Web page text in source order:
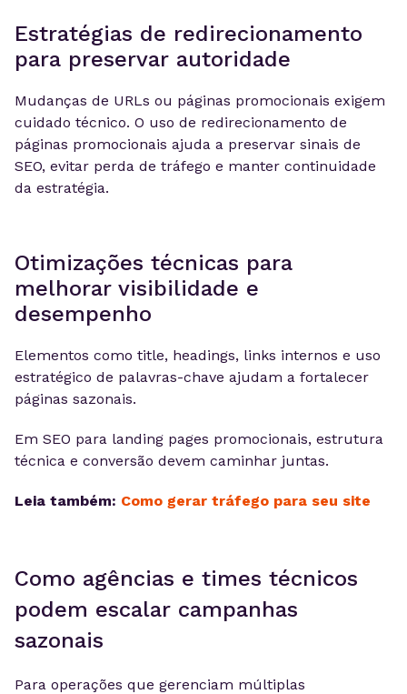
Estratégias de redirecionamento
para preservar autoridade
Mudanças de URLs ou páginas promocionais exigem
cuidado técnico. O uso de redirecionamento de
páginas promocionais ajuda a preservar sinais de
SEO, evitar perda de tráfego e manter continuidade
da estratégia.
Otimizações técnicas para
melhorar visibilidade e
desempenho
Elementos como title, headings, links internos e uso
estratégico de palavras-chave ajudam a fortalecer
páginas sazonais.
Em SEO para landing pages promocionais, estrutura
técnica e conversão devem caminhar juntas.
Leia também: Como gerar tráfego para seu site
Como agências e times técnicos
podem escalar campanhas
sazonais
Para operações que gerenciam múltiplas